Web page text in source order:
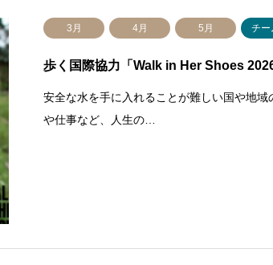
3月 4月 5月 チー
歩く国際協力「Walk in Her Shoes
安全な水を手に入れることが難しい国や地
や仕事など、人生の…